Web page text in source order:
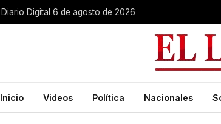
Diario Digital 6 de agosto de 2026
Inicio Videos Política Nacionales